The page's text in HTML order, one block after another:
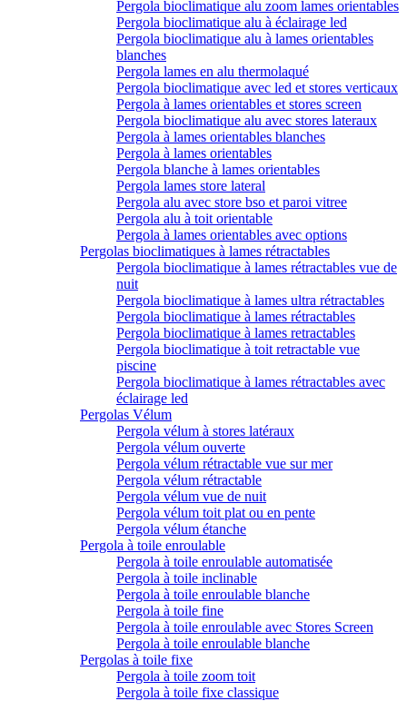
Pergola bioclimatique alu zoom lames orientables
Pergola bioclimatique alu à éclairage led
Pergola bioclimatique alu à lames orientables
blanches
Pergola lames en alu thermolaqué
Pergola bioclimatique avec led et stores verticaux
Pergola à lames orientables et stores screen
Pergola bioclimatique alu avec stores lateraux
Pergola à lames orientables blanches
Pergola à lames orientables
Pergola blanche à lames orientables
Pergola lames store lateral
Pergola alu avec store bso et paroi vitree
Pergola alu à toit orientable
Pergola à lames orientables avec options
Pergolas bioclimatiques à lames rétractables
Pergola bioclimatique à lames rétractables vue de
nuit
Pergola bioclimatique à lames ultra rétractables
Pergola bioclimatique à lames rétractables
Pergola bioclimatique à lames retractables
Pergola bioclimatique à toit retractable vue
piscine
Pergola bioclimatique à lames rétractables avec
éclairage led
Pergolas Vélum
Pergola vélum à stores latéraux
Pergola vélum ouverte
Pergola vélum rétractable vue sur mer
Pergola vélum rétractable
Pergola vélum vue de nuit
Pergola vélum toit plat ou en pente
Pergola vélum étanche
Pergola à toile enroulable
Pergola à toile enroulable automatisée
Pergola à toile inclinable
Pergola à toile enroulable blanche
Pergola à toile fine
Pergola à toile enroulable avec Stores Screen
Pergola à toile enroulable blanche
Pergolas à toile fixe
Pergola à toile zoom toit
Pergola à toile fixe classique